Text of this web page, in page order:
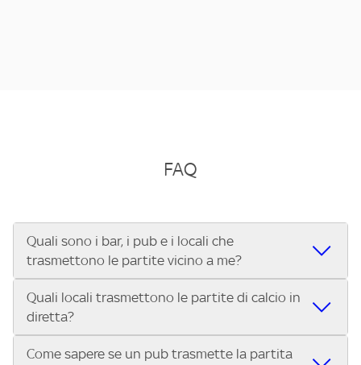
FAQ
Quali sono i bar, i pub e i locali che
trasmettono le partite vicino a me?
Se cerchi un bar, pub, ristorante o locale vicino a te per
vedere le partite di Serie A ENILIVE, la Serie C Sky Wifi, la
UEFA Champions League, la UEFA Europa League, la UEFA
Conference League, il Tennis, la Formula 1®, la MotoGP™ e
Quali locali trasmettono le partite di calcio in
diretta?
Vuoi sapere quali bar, pub o ristoranti mostrano le partite
Come sapere se un pub trasmette la partita